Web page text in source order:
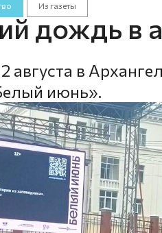
Из газеты
дождь в
августа в
июнь».